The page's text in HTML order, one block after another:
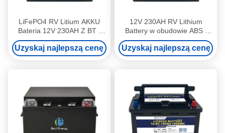
LiFePO4 RV Litium AKKU
Bateria 12V 230AH Z BT I
samoogrzewaniem
Uzyskaj najlepszą cenę
12V 230AH RV Lithium
Battery w obudowie ABS i
inteligentny BMS z
zintegrowanym BT /
samoogrzewaniem /
Uzyskaj najlepszą cenę